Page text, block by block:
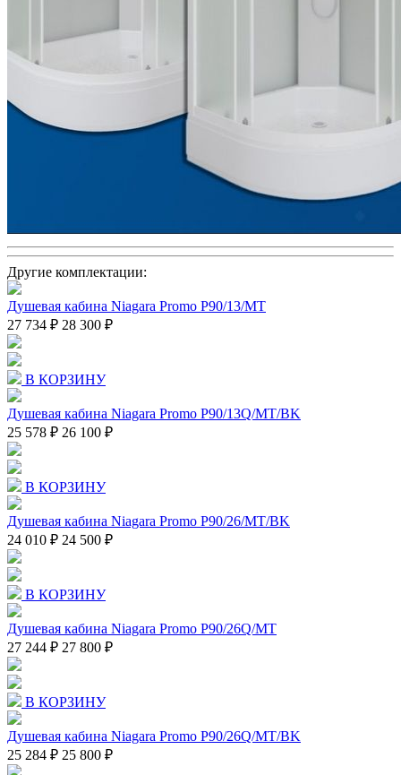
Другие комплектации:
Душевая кабина Niagara Promo P90/13/MT
27 734 ₽ 28 300 ₽
В КОРЗИНУ
Душевая кабина Niagara Promo P90/13Q/MT/BK
25 578 ₽ 26 100 ₽
В КОРЗИНУ
Душевая кабина Niagara Promo P90/26/MT/BK
24 010 ₽ 24 500 ₽
В КОРЗИНУ
Душевая кабина Niagara Promo P90/26Q/MT
27 244 ₽ 27 800 ₽
В КОРЗИНУ
Душевая кабина Niagara Promo P90/26Q/MT/BK
25 284 ₽ 25 800 ₽